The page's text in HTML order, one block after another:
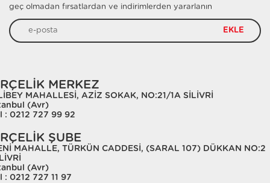
geç olmadan fırsatlardan ve indirimlerden yararlanın
EKLE
MERKEZ
MAHALLESİ, AZİZ SOKAK, NO:21/1A SİLİVRİ
(Avr)
: 0212 727 99 92
ŞUBE
MAHALLE, TÜRKÜN CADDESİ, (SARAL 107) DÜKKAN NO:2
(Avr)
: 0212 727 11 97